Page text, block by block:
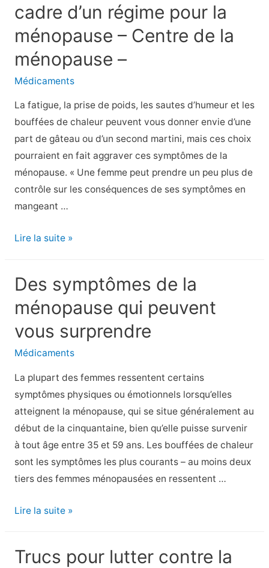
régime
méditerranéen
pour
les
débutants
cadre d’un régime pour la
ménopause – Centre de la
ménopause –
Médicaments
La fatigue, la prise de poids, les sautes d’humeur et les
bouffées de chaleur peuvent vous donner envie d’une
part de gâteau ou d’un second martini, mais ces choix
pourraient en fait aggraver ces symptômes de la
ménopause. « Une femme peut prendre un peu plus de
contrôle sur les conséquences de ses symptômes en
mangeant …
8
éviter
dans
cadre
d’un
régime
la
ménopause
–
Centre
de
ménopause
Lire la suite »
Des symptômes de la
ménopause qui peuvent
vous surprendre
Médicaments
La plupart des femmes ressentent certains
symptômes physiques ou émotionnels lorsqu’elles
atteignent la ménopause, qui se situe généralement au
début de la cinquantaine, bien qu’elle puisse survenir
à tout âge entre 35 et 59 ans. Les bouffées de chaleur
sont les symptômes les plus courants – au moins deux
tiers des femmes ménopausées en ressentent …
Des
Lire la suite »
Trucs pour lutter contre la